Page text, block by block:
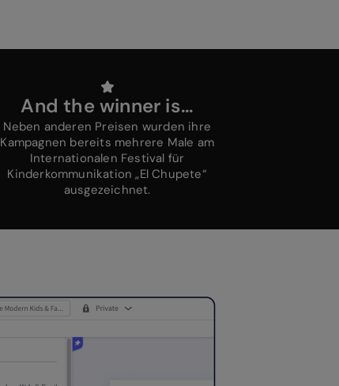
And the winner is…
Neben anderen Preisen wurden ihre
Kampagnen bereits mehrere Male am
Internationalen Festival für
Kinderkommunikation „El Chupete“
ausgezeichnet.